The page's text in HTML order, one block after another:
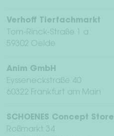
Verhoff Tierfachmarkt
Tom-Rinck-Straße 1 a
59302 Oelde
Anim GmbH
Eysseneckstraße 40
60322 Frankfurt am Main
SCHOENES Concept Store
Roßmarkt 34